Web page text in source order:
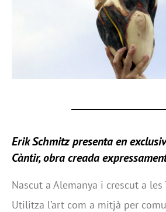
Erik Schmitz presenta en
Càntir, obra creada
Nascut a Alemanya i crescut a les
Utilitza l’art com a mitjà per